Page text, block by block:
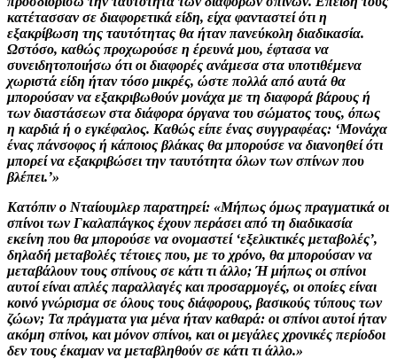
κατέτασσαν σε διαφορετικά είδη, είχα φανταστεί ότι η
εξακρίβωση της ταυτότητας θα ήταν πανεύκολη διαδικασία.
Ωστόσο, καθώς προχωρούσε η έρευνά μου, έφτασα να
συνειδητοποιήσω ότι οι διαφορές ανάμεσα στα υποτιθέμενα
χωριστά είδη ήταν τόσο μικρές, ώστε πολλά από αυτά θα
μπορούσαν να εξακριβωθούν μονάχα με τη διαφορά βάρους ή
των διαστάσεων στα διάφορα όργανα του σώματος τους, όπως
η καρδιά ή ο εγκέφαλος. Καθώς είπε ένας συγγραφέας: ‘Μονάχα
ένας πάνσοφος ή κάποιος βλάκας θα μπορούσε να διανοηθεί ότι
μπορεί να εξακριβώσει την ταυτότητα όλων των σπίνων που
βλέπει.’»
Κατόπιν ο Νταίουμλερ παρατηρεί: «Μήπως όμως πραγματικά οι
σπίνοι των Γκαλαπάγκος έχουν περάσει από τη διαδικασία
εκείνη που θα μπορούσε να ονομαστεί ‘εξελικτικές μεταβολές’,
δηλαδή μεταβολές τέτοιες που, με το χρόνο, θα μπορούσαν να
μεταβάλουν τους σπίνους σε κάτι τι άλλο; Ή μήπως οι σπίνοι
αυτοί είναι απλές παραλλαγές και προσαρμογές, οι οποίες είναι
κοινό γνώρισμα σε όλους τους διάφορους, βασικούς τύπους των
ζώων; Τα πράγματα για μένα ήταν καθαρά: οι σπίνοι αυτοί ήταν
ακόμη σπίνοι, και μόνον σπίνοι, και οι μεγάλες χρονικές περίοδοι
δεν τους έκαμαν να μεταβληθούν σε κάτι τι άλλο.»